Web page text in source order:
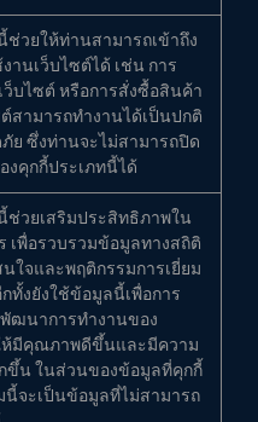
ช่วยให้ท่านสามารถเข้าถึง
านเว็บไซต์ได้ เช่น การ
ว็บไซต์ หรือการสั่งซื้อสินค้า
ต์สามารถทำงานได้เป็นปกติ
ย ซึ่งท่านจะไม่สามารถปิด
งคุกกี้ประเภทนี้ได้
ช่วยเสริมประสิทธิภาพใน
เพื่อรวบรวมข้อมูลทางสถิติ
นใจและพฤติกรรมการเยี่ยม
ทั้งยังใช้ข้อมูลนี้เพื่อการ
ฒนาการทำงานของ
ห้มีคุณภาพดีขึ้นและมีความ
ขึ้น ในส่วนของข้อมูลที่คุกกี้
นี้จะเป็นข้อมูลที่ไม่สามารถ